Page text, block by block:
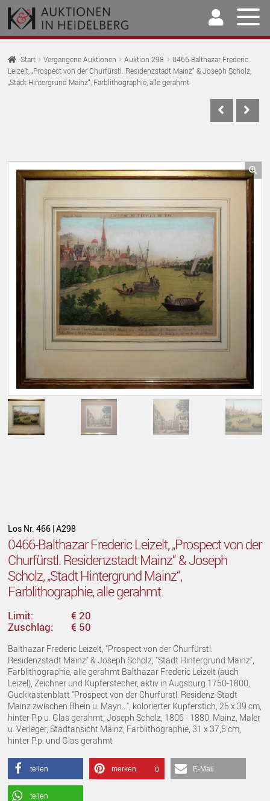
Zur
Navigation
springen
Springe
zum
Inhalt
Home
Auktionen
Unser Team
Kontakt
Start Vergangene Auktionen Auktion 298
0466-Balthazar Frederic
Leizelt, „Prospect von der Churfürstl. Residenzstadt Mainz“ & Joseph Scholz,
„Stadt Hintergrund Mainz“, Farblithographie, alle gerahmt
🔍
Los Nr. 466 | A298
0466-Balthazar Frederic Leizelt, „Prospect von der
Churfürstl. Residenzstadt Mainz“ & Joseph
Scholz, „Stadt Hintergrund Mainz“,
Farblithographie, alle gerahmt
Limit:
€ 20
Zuschlag:
€ 50
Balthazar Frederic Leizelt, "Prospect von der Churfürstl.
Residenzstadt Mainz" & Joseph Scholz, "Stadt Hintergrund Mainz",
Farblithographie, alle gerahmt Balthazar Frederic Leizelt (auch
Leizel), Zeichner und Kupferstecher, aktiv in Augsburg 1750-1800,
Guckkastenblatt "Prospect von der Churfürstl. Residenz-Stadt
Mainz zwischen Rhein u. Mayn...", kolorierter Kupferstich, 25 x 39 cm,
hinter P.p u. Glas gerahmt; Joseph Scholz, 1806 - 1880, Mainz, Maler
u. Verleger, Stadtansicht Mainz, Farblithographie, 31 x 37,5 cm,
hinter P.p. und Glas gerahmt
teilen merken 0 E-Mail
teilen